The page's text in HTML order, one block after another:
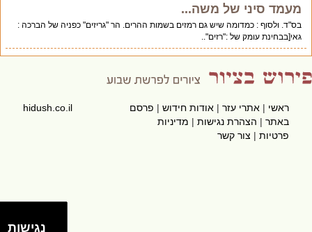
מעמד סיני של משה...
בס"ד. ולסוף : כמדומה שיש גם רמזים בשמות ההרים. הר "גריזים" כפניה של הברכה :
גאי[בבחינת עומק של :"רזים"..
ראשי|אתרי עזר|אודות חידוש|פרסם
באתר|הצהרת נגישות|מדיניות
פרטיות|צור קשר
hidush.co.il
נגישות